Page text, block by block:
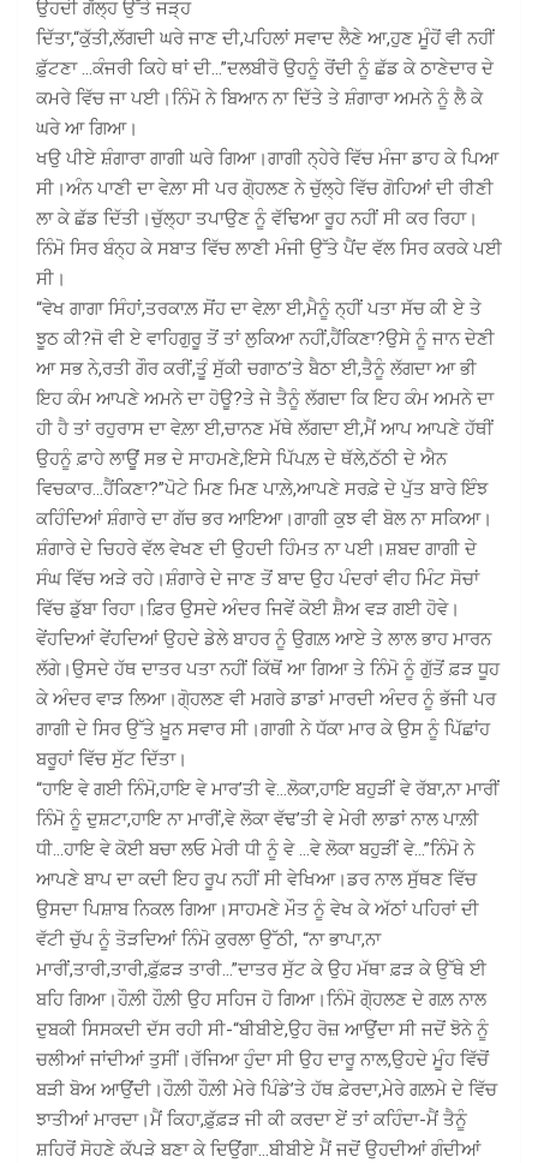
ਉਹਦੀ ਗੱਲ੍ਹ ਉੱਤੇ ਜੜ੍ਹ
ਦਿੱਤਾ,“ਕੁੱਤੀ,ਲੱਗਦੀ ਘਰੇ ਜਾਣ ਦੀ,ਪਹਿਲਾਂ ਸਵਾਦ ਲੈਣੇ ਆ,ਹੁਣ ਮੂੰਹੋਂ ਵੀ ਨਹੀਂ
ਫ਼ੁੱਟਣਾ …ਕੰਜਰੀ ਕਿਹੇ ਥਾਂ ਦੀ…”ਦਲਬੀਰੋ ਉਹਨੂੰ ਰੋਂਦੀ ਨੂੰ ਛੱਡ ਕੇ ਠਾਣੇਦਾਰ ਦੇ
ਕਮਰੇ ਵਿੱਚ ਜਾ ਪਈ।ਨਿੰਮੋ ਨੇ ਬਿਆਨ ਨਾ ਦਿੱਤੇ ਤੇ ਸ਼ੰਗਾਰਾ ਅਮਨੇ ਨੂੰ ਲੈ ਕੇ
ਘਰੇ ਆ ਗਿਆ।
ਖਉ ਪੀਏ ਸ਼ੰਗਾਰਾ ਗਾਗੀ ਘਰੇ ਗਿਆ।ਗਾਗੀ ਨ੍ਹੇਰੇ ਵਿੱਚ ਮੰਜਾ ਡਾਹ ਕੇ ਪਿਆ
ਸੀ।ਅੰਨ ਪਾਣੀ ਦਾ ਵੇਲ਼ਾ ਸੀ ਪਰ ਗੋ੍ਹਲਣ ਨੇ ਚੁੱਲ੍ਹੇ ਵਿੱਚ ਗੋਹਿਆਂ ਦੀ ਰੀਣੀ
ਲਾ ਕੇ ਛੱਡ ਦਿੱਤੀ।ਚੁੱਲ੍ਹਾ ਤਪਾਉਣ ਨੂੰ ਵੱਢਿਆ ਰੂਹ ਨਹੀਂ ਸੀ ਕਰ ਰਿਹਾ।
ਨਿੰਮੋ ਸਿਰ ਬੰਨ੍ਹ ਕੇ ਸਬਾਤ ਵਿੱਚ ਲਾਣੀ ਮੰਜੀ ਉੱਤੇ ਪੈਂਦ ਵੱਲ ਸਿਰ ਕਰਕੇ ਪਈ
ਸੀ।
“ਵੇਖ ਗਾਗਾ ਸਿੰਹਾਂ,ਤਰਕਾਲ਼ ਸੋਂਹ ਦਾ ਵੇਲ਼ਾ ਈ,ਮੈਨੂੰ ਨ੍ਹੀਂ ਪਤਾ ਸੱਚ ਕੀ ਏ ਤੇ
ਝੂਠ ਕੀ?ਜੋ ਵੀ ਏ ਵਾਹਿਗੁਰੂ ਤੋਂ ਤਾਂ ਲੁਕਿਆ ਨਹੀਂ,ਹੈਂਕਿਣਾ?ਉਸੇ ਨੂੰ ਜਾਨ ਦੇਣੀ
ਆ ਸਭ ਨੇ,ਰਤੀ ਗੌਰ ਕਰੀਂ,ਤੂੰ ਸੁੱਕੀ ਚਗਾਠ’ਤੇ ਬੈਠਾ ਈ,ਤੈਨੂੰ ਲੱਗਦਾ ਆ ਭੀ
ਇਹ ਕੰਮ ਆਪਣੇ ਅਮਨੇ ਦਾ ਹੋਊ?ਤੇ ਜੇ ਤੈਨੂੰ ਲੱਗਦਾ ਕਿ ਇਹ ਕੰਮ ਅਮਨੇ ਦਾ
ਹੀ ਹੈ ਤਾਂ ਰਹੁਰਾਸ ਦਾ ਵੇਲ਼ਾ ਈ,ਚਾਨਣ ਮੱਥੇ ਲੱਗਦਾ ਈ,ਮੈਂ ਆਪ ਆਪਣੇ ਹੱਥੀਂ
ਉਹਨੂੰ ਫ਼ਾਹੇ ਲਾਊਂ ਸਭ ਦੇ ਸਾਹਮਣੇ,ਇਸੇ ਪਿੱਪਲ਼ ਦੇ ਥੱਲੇ,ਠੱਠੀ ਦੇ ਐਨ
ਵਿਚਕਾਰ…ਹੈਂਕਿਣਾ?”ਪੋਟੇ ਮਿਣ ਮਿਣ ਪਾਲ਼ੇ,ਆਪਣੇ ਸਰਫ਼ੇ ਦੇ ਪੁੱਤ ਬਾਰੇ ਇੰਝ
ਕਹਿੰਦਿਆਂ ਸ਼ੰਗਾਰੇ ਦਾ ਗੱਚ ਭਰ ਆਇਆ।ਗਾਗੀ ਕੁਝ ਵੀ ਬੋਲ ਨਾ ਸਕਿਆ।
ਸ਼ੰਗਾਰੇ ਦੇ ਚਿਹਰੇ ਵੱਲ ਵੇਖਣ ਦੀ ਉਹਦੀ ਹਿੰਮਤ ਨਾ ਪਈ।ਸ਼ਬਦ ਗਾਗੀ ਦੇ
ਸੰਘ ਵਿੱਚ ਅੜੇ ਰਹੇ।ਸ਼ੰਗਾਰੇ ਦੇ ਜਾਣ ਤੋਂ ਬਾਦ ਉਹ ਪੰਦਰਾਂ ਵੀਹ ਮਿੰਟ ਸੋਚਾਂ
ਵਿੱਚ ਡੁੱਬਾ ਰਿਹਾ।ਫ਼ਿਰ ਉਸਦੇ ਅੰਦਰ ਜਿਵੇਂ ਕੋਈ ਸ਼ੈਅ ਵੜ ਗਈ ਹੋਵੇ।
ਵੇਂਹਦਿਆਂ ਵੇਂਹਦਿਆਂ ਉਹਦੇ ਡੇਲੇ ਬਾਹਰ ਨੂੰ ਉਗਲ਼ ਆਏ ਤੇ ਲਾਲ ਭਾਹ ਮਾਰਨ
ਲੱਗੇ।ਉਸਦੇ ਹੱਥ ਦਾਤਰ ਪਤਾ ਨਹੀਂ ਕਿੱਥੋਂ ਆ ਗਿਆ ਤੇ ਨਿੰਮੋ ਨੂੰ ਗੁੱਤੋਂ ਫ਼ੜ ਧੂਹ
ਕੇ ਅੰਦਰ ਵਾੜ ਲਿਆ।ਗੋ੍ਹਲਣ ਵੀ ਮਗਰੇ ਡਾਡਾਂ ਮਾਰਦੀ ਅੰਦਰ ਨੂੰ ਭੱਜੀ ਪਰ
ਗਾਗੀ ਦੇ ਸਿਰ ਉੱਤੇ ਖ਼ੂਨ ਸਵਾਰ ਸੀ।ਗਾਗੀ ਨੇ ਧੱਕਾ ਮਾਰ ਕੇ ਉਸ ਨੂੰ ਪਿੱਛਾਂਹ
ਬਰੂਹਾਂ ਵਿੱਚ ਸੁੱਟ ਦਿੱਤਾ।
“ਹਾਇ ਵੇ ਗਈ ਨਿੰਮੋ,ਹਾਇ ਵੇ ਮਾਰ’ਤੀ ਵੇ…ਲੋਕਾ,ਹਾਇ ਬਹੁੜੀਂ ਵੇ ਰੱਬਾ,ਨਾ ਮਾਰੀਂ
ਨਿੰਮੋ ਨੂੰ ਦੁਸ਼ਟਾ,ਹਾਇ ਨਾ ਮਾਰੀਂ,ਵੇ ਲੋਕਾ ਵੱਢ’ਤੀ ਵੇ ਮੇਰੀ ਲਾਡਾਂ ਨਾਲ ਪਾਲ਼ੀ
ਧੀ…ਹਾਇ ਵੇ ਕੋਈ ਬਚਾ ਲਓ ਮੇਰੀ ਧੀ ਨੂੰ ਵੇ …ਵੇ ਲੋਕਾ ਬਹੁੜੀਂ ਵੇ…”ਨਿੰਮੋ ਨੇ
ਆਪਣੇ ਬਾਪ ਦਾ ਕਦੀ ਇਹ ਰੂਪ ਨਹੀਂ ਸੀ ਵੇਖਿਆ।ਡਰ ਨਾਲ ਸੁੱਥਣ ਵਿੱਚ
ਉਸਦਾ ਪਿਸ਼ਾਬ ਨਿਕਲ ਗਿਆ।ਸਾਹਮਣੇ ਮੌਤ ਨੂੰ ਵੇਖ ਕੇ ਅੱਠਾਂ ਪਹਿਰਾਂ ਦੀ
ਵੱਟੀ ਚੁੱਪ ਨੂੰ ਤੋੜਦਿਆਂ ਨਿੰਮੋ ਕੁਰਲਾ ਉੱਠੀ, “ਨਾ ਭਾਪਾ,ਨਾ
ਮਾਰੀਂ,ਤਾਰੀ,ਤਾਰੀ,ਫ਼ੁੱਫ਼ੜ ਤਾਰੀ…”ਦਾਤਰ ਸੁੱਟ ਕੇ ਉਹ ਮੱਥਾ ਫ਼ੜ ਕੇ ਉੱਥੇ ਈ
ਬਹਿ ਗਿਆ।ਹੌਲ਼ੀ ਹੌਲ਼ੀ ਉਹ ਸਹਿਜ ਹੋ ਗਿਆ।ਨਿੰਮੋ ਗੋ੍ਹਲਣ ਦੇ ਗਲ਼ ਨਾਲ
ਦੁਬਕੀ ਸਿਸਕਦੀ ਦੱਸ ਰਹੀ ਸੀ-“ਬੀਬੀਏ,ਉਹ ਰੋਜ਼ ਆਉਂਦਾ ਸੀ ਜਦੋਂ ਝੋਨੇ ਨੂੰ
ਚਲੀਆਂ ਜਾਂਦੀਆਂ ਤੁਸੀਂ।ਰੱਜਿਆ ਹੁੰਦਾ ਸੀ ਉਹ ਦਾਰੂ ਨਾਲ,ਉਹਦੇ ਮੂੰਹ ਵਿੱਚੋਂ
ਬੜੀ ਬੋਅ ਆਉਂਦੀ।ਹੌਲ਼ੀ ਹੌਲ਼ੀ ਮੇਰੇ ਪਿੰਡੇ’ਤੇ ਹੱਥ ਫ਼ੇਰਦਾ,ਮੇਰੇ ਗਲ਼ਮੇ ਦੇ ਵਿੱਚ
ਝਾਤੀਆਂ ਮਾਰਦਾ।ਮੈਂ ਕਿਹਾ,ਫ਼ੁੱਫ਼ੜ ਜੀ ਕੀ ਕਰਦਾ ਏਂ ਤਾਂ ਕਹਿੰਦਾ-ਮੈਂ ਤੈਨੂੰ
ਸ਼ਹਿਰੋਂ ਸੋਹਣੇ ਕੱਪੜੇ ਬਣਾ ਕੇ ਦਿਉਂਗਾ…ਬੀਬੀਏ ਮੈਂ ਜਦੋਂ ਉਹਦੀਆਂ ਗੰਦੀਆਂ